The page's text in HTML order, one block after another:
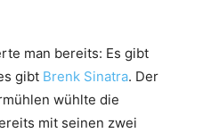
man bereits: Es gibt
gibt Brenk Sinatra. Der
wühlte die
mit seinen zwei